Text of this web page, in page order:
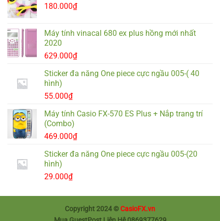
180.000₫
Máy tính vinacal 680 ex plus hồng mới nhất
2020
629.000₫
Sticker đa năng One piece cực ngầu 005-( 40
hình)
55.000₫
Máy tính Casio FX-570 ES Plus + Nắp trang trí
(Combo)
469.000₫
Sticker đa năng One piece cực ngầu 005-(20
hình)
29.000₫
Copyright 2024 ©CasioFX.vn